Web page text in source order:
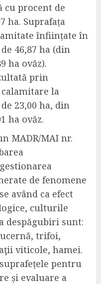
cu procent de
ha. Suprafața
înființate în
46,87 ha (din
ha ovăz).
prin
la
23,00 ha, din
ha ovăz.
MADR/MAI nr.
de fenomene
având ca efect
culturile
despăgubiri sunt:
trifoi,
viticole, hamei.
pentru
și evaluare a